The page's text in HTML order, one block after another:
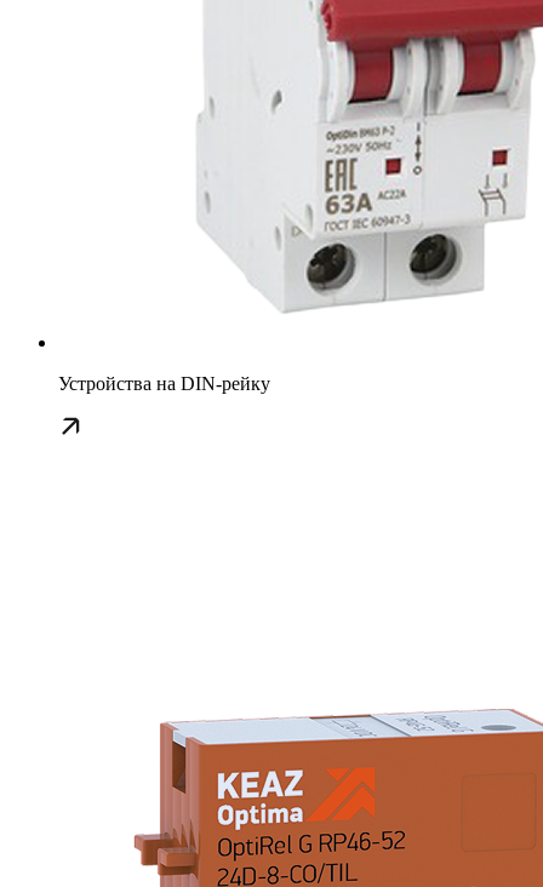
Устройства на DIN-рейку